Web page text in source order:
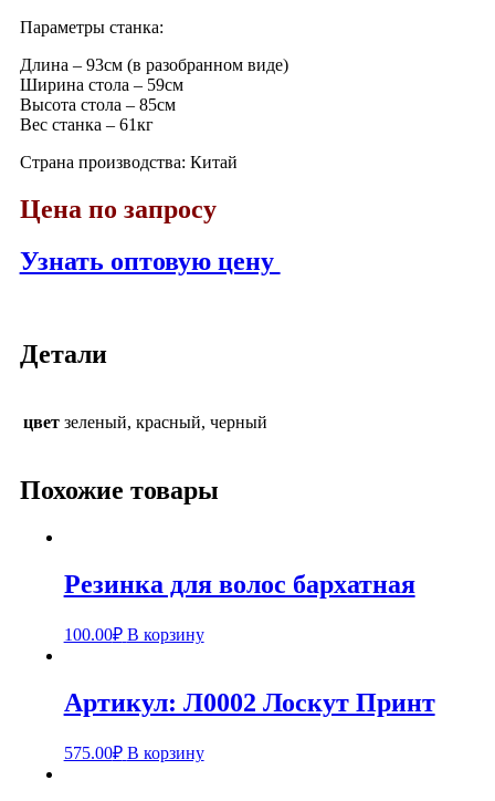
Параметры станка:
Длина – 93см (в разобранном виде)
Ширина стола – 59см
Высота стола – 85см
Вес станка – 61кг
Страна производства: Китай
Цена по запросу
Узнать оптовую цену
Детали
цвет зеленый, красный, черный
Похожие товары
Резинка для волос бархатная
100.00₽ В корзину
Артикул: Л0002 Лоскут Принт
575.00₽ В корзину